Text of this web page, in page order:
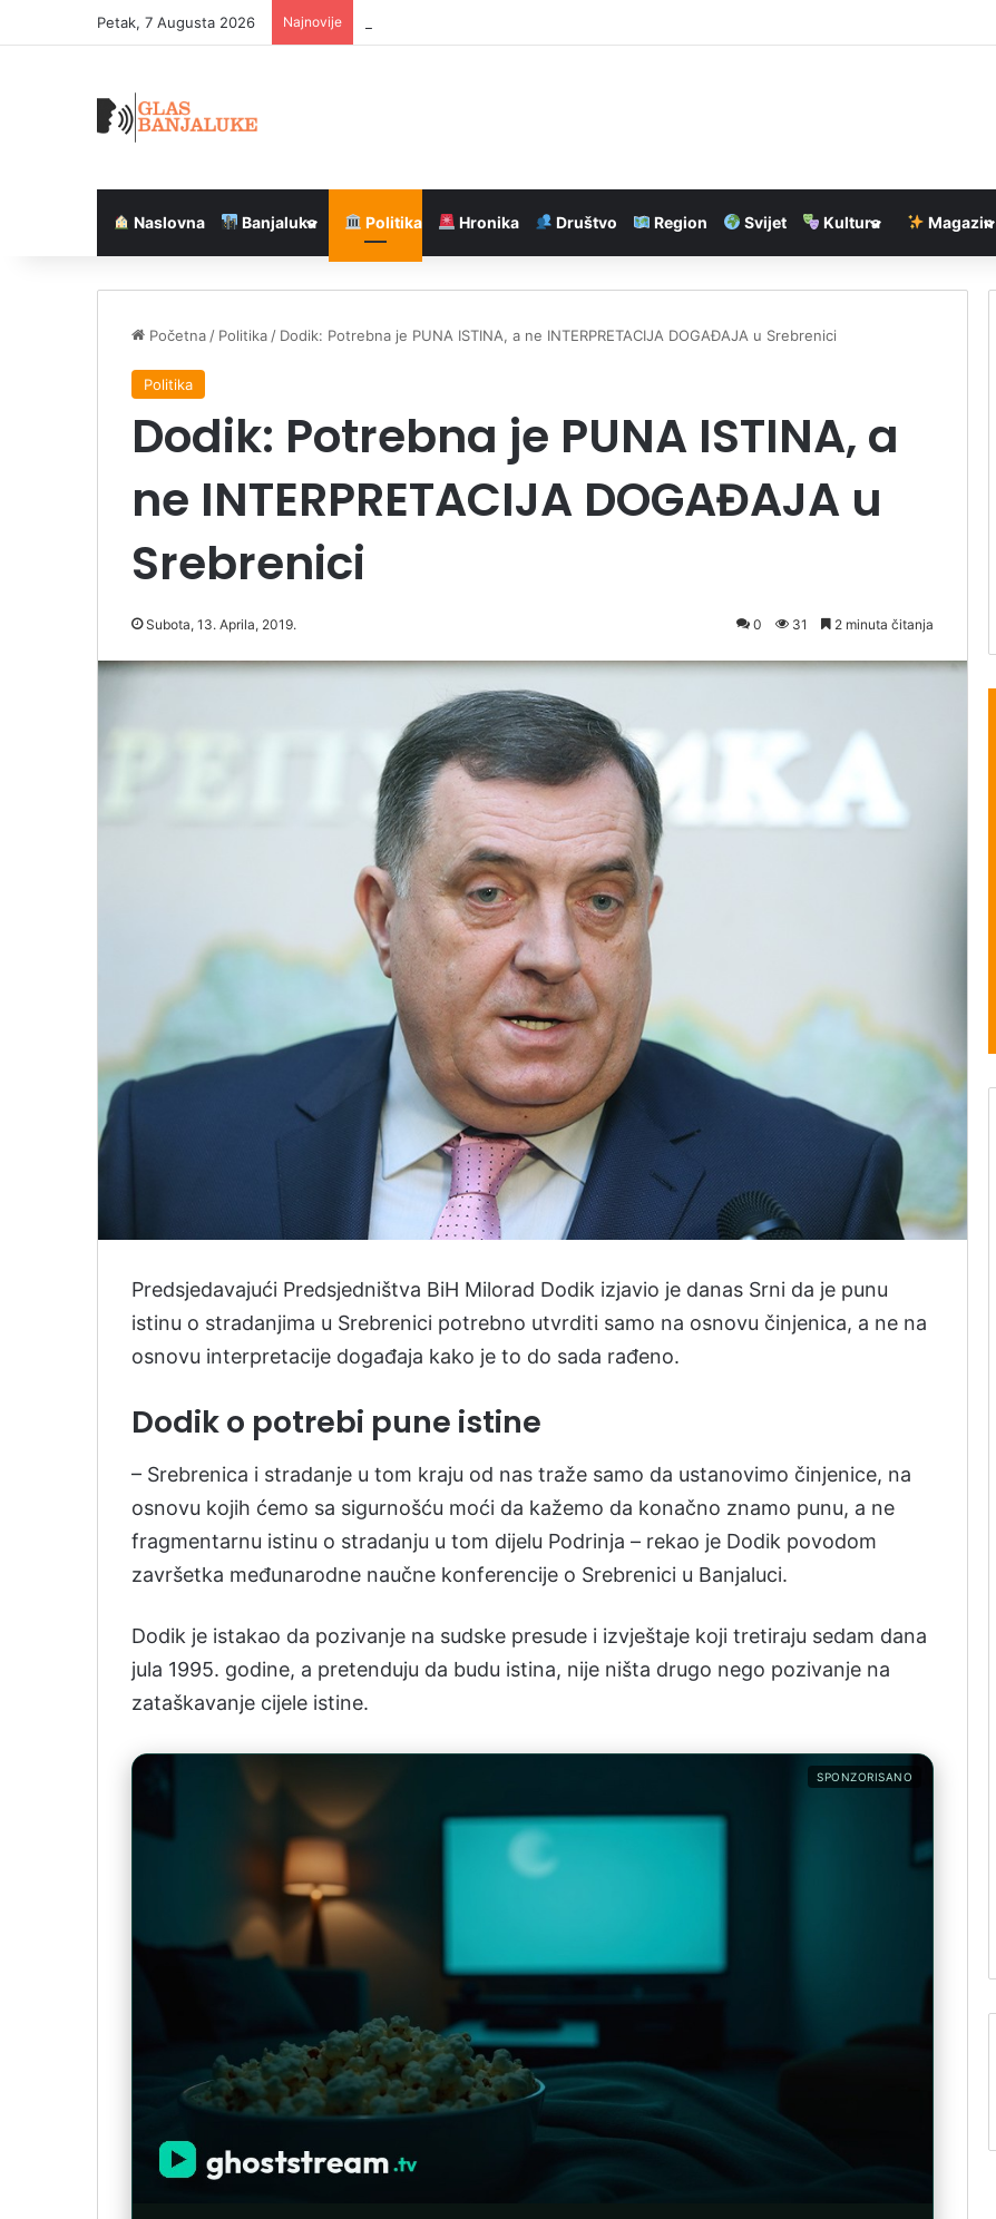
Petak, 7 Augusta 2026 Najnovije
Naslovna Banjaluka Politika Hronika Društvo Region Svijet Kultura Magazin
Početna / Politika / Dodik: Potrebna je PUNA ISTINA, a ne INTERPRETACIJA DOGAĐAJA u Srebrenici
Politika
Dodik: Potrebna je PUNA ISTINA, a
ne INTERPRETACIJA DOGAĐAJA u
Srebrenici
Subota, 13. Aprila, 2019. 0 31 2 minuta čitanja
Predsjedavajući Predsjedništva BiH Milorad Dodik izjavio je danas Srni da je punu
istinu o stradanjima u Srebrenici potrebno utvrditi samo na osnovu činjenica, a ne na
osnovu interpretacije događaja kako je to do sada rađeno.
Dodik o potrebi pune istine
– Srebrenica i stradanje u tom kraju od nas traže samo da ustanovimo činjenice, na
osnovu kojih ćemo sa sigurnošću moći da kažemo da konačno znamo punu, a ne
fragmentarnu istinu o stradanju u tom dijelu Podrinja – rekao je Dodik povodom
završetka međunarodne naučne konferencije o Srebrenici u Banjaluci.
Dodik je istakao da pozivanje na sudske presude i izvještaje koji tretiraju sedam dana
jula 1995. godine, a pretenduju da budu istina, nije ništa drugo nego pozivanje na
zataškavanje cijele istine.
SPONZORISANO